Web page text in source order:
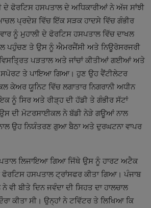
ਦੇ ਫੋਰਟਿਸ ਹਸਪਤਾਲ ਦੇ ਅਧਿਕਾਰੀਆਂ ਨੇ ਅੱਜ ਸਾਂਝੀ
ਪ੍ਰਦੇਸ਼ ਵਿੱਚ ਇੱਕ ਸੜਕ ਹਾਦਸੇ ਵਿੱਚ ਗੰਭੀਰ
ਨੂੰ ਮੁਹਾਲੀ ਦੇ ਫੋਰਟਿਸ ਹਸਪਤਾਲ ਵਿੱਚ ਦਾਖਲ
ਪਹੁੰਚਣ ਤੇ ਉਸ ਨੂੰ ਐਮਰਜੈਂਸੀ ਅਤੇ ਨਿਊਰੋਸਰਜਰੀ
ਪੜਤਾਲ ਅਤੇ ਜਾਂਚਾਂ ਕੀਤੀਆਂ ਗਈਆਂ ਅਤੇ
ਤੇ ਪਾਇਆ ਗਿਆ। ਹੁਣ ਉਹ ਵੈਂਟੀਲੇਟਰ
ਕੇਅਰ ਯੂਨਿਟ ਵਿੱਚ ਲਗਾਤਾਰ ਨਿਗਰਾਨੀ ਅਧੀਨ
ਨੂੰ ਸਿਰ ਅਤੇ ਰੀੜ੍ਹ ਦੀ ਹੱਡੀ ਤੇ ਗੰਭੀਰ ਸੱਟਾਂ
ਦੀ ਮੋਟਰਸਾਈਕਲ ਨੇ ਬੱਡੀ ਨੇੜੇ ਗਊਆਂ ਨਾਲ
ਨਾਲ ਉਹ ਨਿਯੰਤਰਣ ਗੁਆ ਬੈਠਾ ਅਤੇ ਦੁਰਘਟਨਾ ਵਾਪਰ
ਲਿਜਾਇਆ ਗਿਆ ਜਿੱਥੇ ਉਸ ਨੂੰ ਹਾਰਟ ਅਟੈਕ
ਹਸਪਤਾਲ ਟ੍ਰਾਂਸਫਰ ਕੀਤਾ ਗਿਆ। ਪੰਜਾਬ
ਵੀ ਬੀਤੇ ਦਿਨ ਜਵੰਦਾ ਦੀ ਸਿਹਤ ਦਾ ਹਾਲਚਾਲ
ਕੀਤਾ ਸੀ। ਉਨ੍ਹਾਂ ਨੇ ਟਵਿੱਟਰ ਤੇ ਲਿਖਿਆ ਕਿ